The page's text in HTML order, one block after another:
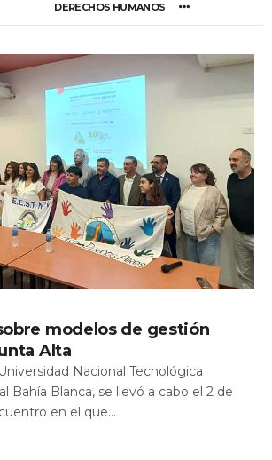
DERECHOS HUMANOS
modelos de gestión
Alta
Nacional Tecnológica
Bahía Blanca, se llevó a cabo el 2 de
en el que...